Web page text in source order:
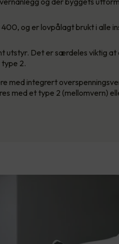
400, og er lovpålagt brukt i alle
utstyr. Det er særdeles viktig at
2.
med integrert
med et type 2 (mellomvern)